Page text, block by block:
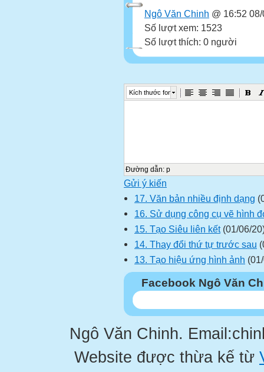
Ngô Văn Chinh @ 16:52
Số lượt xem: 1523
Số lượt thích: 0 người
Kích thước font
Đường dẫn: p
Gửi ý kiến
17. Văn bản nhiều định dạng
16. Sử dụng công cụ vẽ hình
15. Tạo Siêu liên kết(01/06/
14. Thay đổi thứ tự trước sau
13. Tạo hiệu ứng hình ảnh
Facebook Ngô Văn
Ngô Văn Chinh.
Website được thừa kế từ